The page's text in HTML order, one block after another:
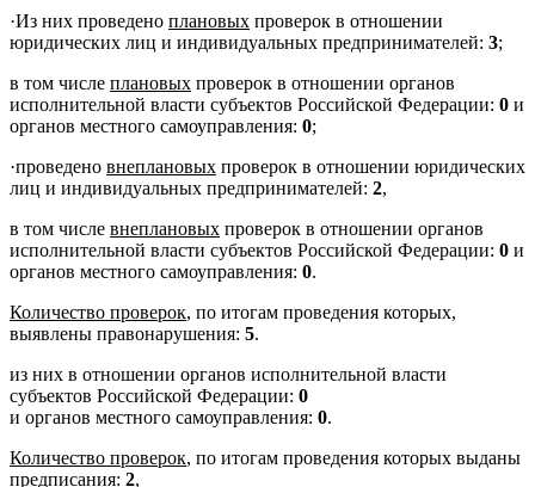
·Из них проведено плановых проверок в отношении
юридических лиц и индивидуальных предпринимателей: 3;
в том числе плановых проверок в отношении органов
исполнительной власти субъектов Российской Федерации: 0 и
органов местного самоуправления: 0;
·проведено внеплановых проверок в отношении юридических
лиц и индивидуальных предпринимателей: 2,
в том числе внеплановых проверок в отношении органов
исполнительной власти субъектов Российской Федерации: 0 и
органов местного самоуправления: 0.
Количество проверок, по итогам проведения которых,
выявлены правонарушения: 5.
из них в отношении органов исполнительной власти
субъектов Российской Федерации: 0
и органов местного самоуправления: 0.
Количество проверок, по итогам проведения которых выданы
предписания: 2,